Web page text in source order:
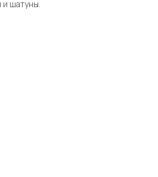
шатуны.